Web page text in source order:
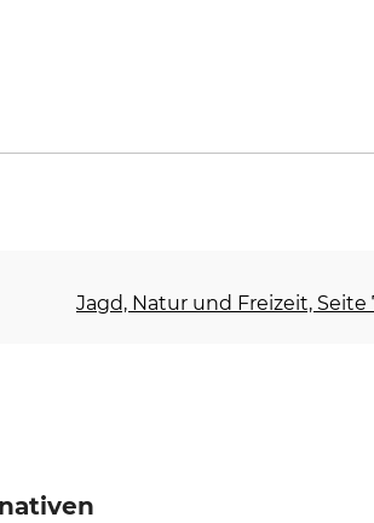
Jagd, Natur und Freizeit, Seite